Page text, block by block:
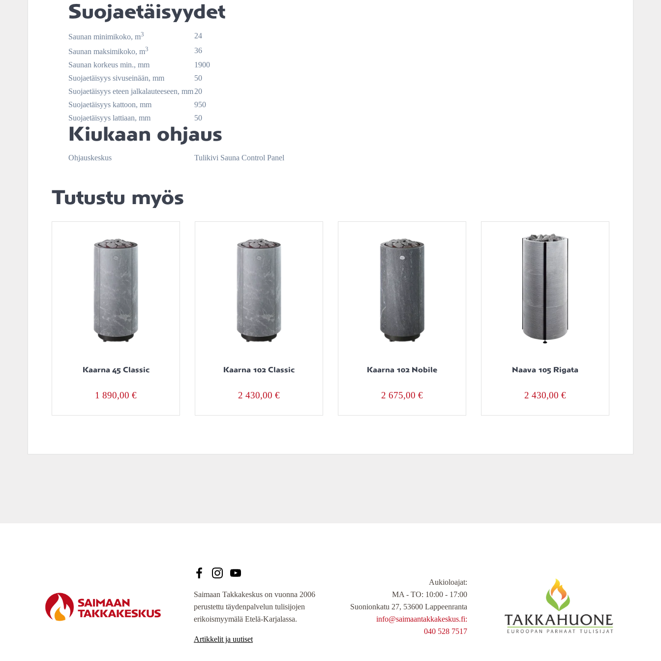
Suojaetäisyydet
Saunan minimikoko, m3
24
Saunan maksimikoko, m3
36
Saunan korkeus min., mm
1900
Suojaetäisyys sivuseinään, mm
50
Suojaetäisyys eteen jalkalauteeseen, mm20
Suojaetäisyys kattoon, mm
950
Suojaetäisyys lattiaan, mm
50
Kiukaan ohjaus
Ohjauskeskus Tulikivi Sauna Control Panel
Tutustu myös
Kaarna 45 Classic
1 890,00 €
Kaarna 102 Classic
2 430,00 €
Kaarna 102 Nobile
2 675,00 €
Naava 105 Rigata
2 430,00 €
Saimaan Takkakeskus on vuonna 2006
perustettu täydenpalvelun tulisijojen
erikoismyymälä Etelä-Karjalassa.
Artikkelit ja uutiset
Aukioloajat:
MA - TO: 10:00 - 17:00
Suonionkatu 27, 53600 Lappeenranta
info@saimaantakkakeskus.fi:
040 528 7517